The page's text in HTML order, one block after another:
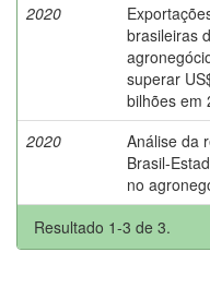
2020
brasileiras
superar
bilhões em
2020
Análise da
Brasil-
no
Resultado 1-3 de 3.